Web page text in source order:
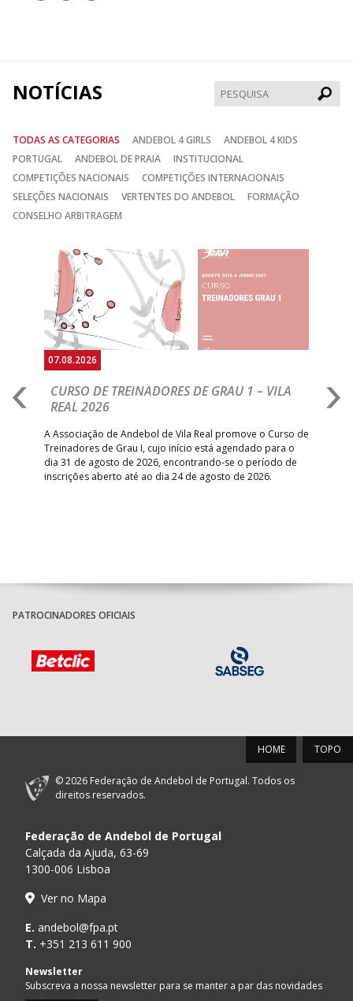
NOTÍCIAS
TODAS AS CATEGORIAS ANDEBOL 4 GIRLS
ANDEBOL 4 KIDS
PORTUGAL
ANDEBOL DE PRAIA
INSTITUCIONAL
COMPETIÇÕES NACIONAIS
COMPETIÇÕES INTERNACIONAIS
SELEÇÕES NACIONAIS
VERTENTES DO ANDEBOL
FORMAÇÃO
CONSELHO ARBITRAGEM
07.08.2026
CURSO DE TREINADORES DE GRAU 1 – VILA
REAL 2026
A Associação de Andebol de Vila Real promove o Curso de
Treinadores de Grau I, cujo início está agendado para o
dia 31 de agosto de 2026, encontrando-se o período de
inscrições aberto até ao dia 24 de agosto de 2026.
Anterior
PATROCINADORES OFICIAIS
TOPO
HOME
© 2026 Federação de Andebol de Portugal. Todos os
direitos reservados.
Federação de Andebol de Portugal
Calçada da Ajuda, 63-69
1300-006 Lisboa
Ver no Mapa
E. andebol@fpa.pt
T. +351 213 611 900
Newsletter
Subscreva a nossa newsletter para se manter a par das novidades